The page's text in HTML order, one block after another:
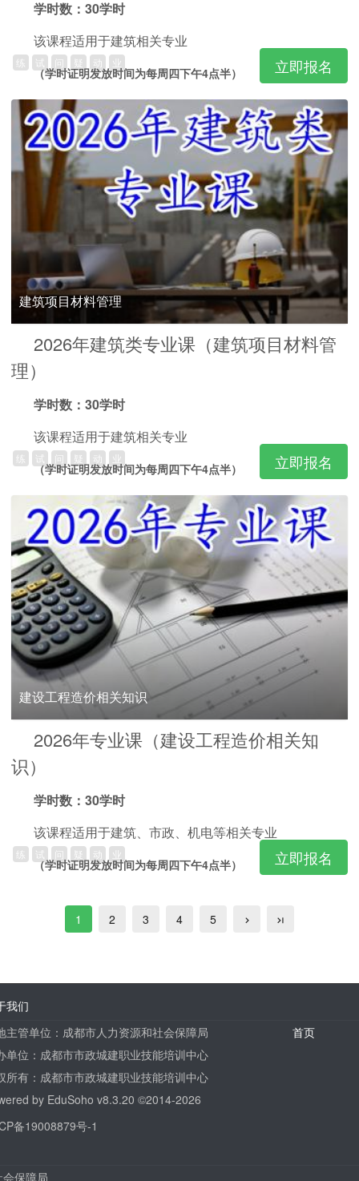
学时数：30学时
该课程适用于建筑相关专业
（学时证明发放时间为每周四下午4点半） 立即报名
练 试 问 疑 动 业
建筑项目材料管理
2026年建筑类专业课（建筑项目材料管
理）
学时数：30学时
该课程适用于建筑相关专业
（学时证明发放时间为每周四下午4点半） 立即报名
练 试 问 疑 动 业
建设工程造价相关知识
2026年专业课（建设工程造价相关知
识）
学时数：30学时
该课程适用于建筑、市政、机电等相关专业
（学时证明发放时间为每周四下午4点半） 立即报名
练 试 问 疑 动 业
1 2 3 4 5
我们
主管单位：成都市人力资源和社会保障局
单位：成都市市政城建职业技能培训中心
所有：成都市市政城建职业技能培训中心
by EduSoho v8.3.20 ©2014-2026
备19008879号-1
首页
保障局